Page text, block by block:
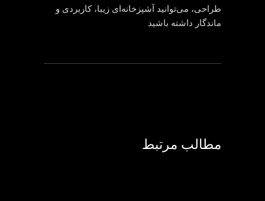
طراحی، می‌توانید آشپزخانه‌ای زیبا، کاربردی و
ماندگار داشته باشید
مطالب مرتبط